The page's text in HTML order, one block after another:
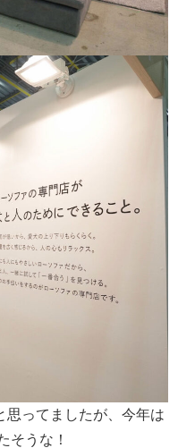
思ってましたが、今年は
そうな！